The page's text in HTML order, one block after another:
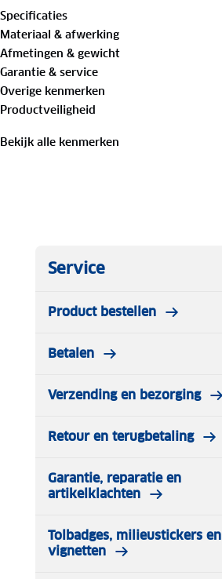
Specificaties
Materiaal & afwerking
Afmetingen & gewicht
Garantie & service
Overige kenmerken
Productveiligheid
Bekijk alle kenmerken
Service
Product bestellen
Betalen
Verzending en bezorging
Retour en terugbetaling
Garantie, reparatie en
artikelklachten
Tolbadges, milieustickers en
vignetten